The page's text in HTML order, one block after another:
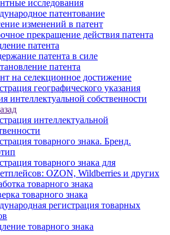
исследования
патентование
изменений в патент
прекращение действия патента
патента
патента в силе
патента
на селекционное достижение
географического указания
интеллектуальной собственности
интеллектуальной
товарного знака. Бренд.
товарного знака для
OZON, Wildberries и других
товарного знака
товарного знака
регистрация товарных
товарного знака